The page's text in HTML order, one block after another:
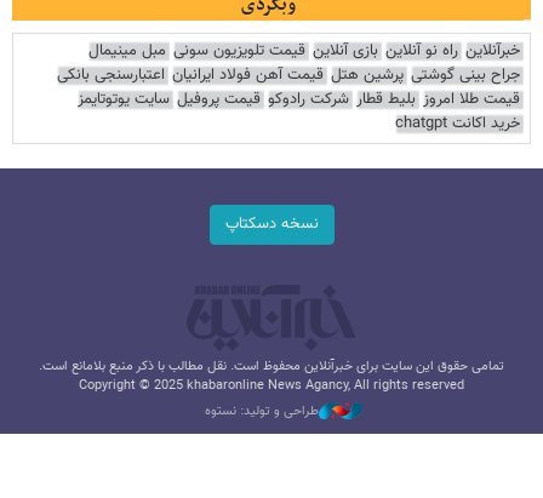
خبرآنلاین راه نو آنلاین بازی آنلاین قیمت تلویزیون سونی مبل مینیمال
جراح بینی گوشتی پرشین هتل قیمت آهن فولاد ایرانیان اعتبارسنجی بانکی
قیمت طلا امروز بلیط قطار شرکت رادوکو قیمت پروفیل سایت یوتوتایمز
خرید اکانت chatgpt
نسخه دسکتاپ
تمامی حقوق این سایت برای خبرآنلاین محفوظ است. نقل مطالب با ذکر منبع بلامانع است.
Copyright © 2025 khabaronline News Agancy, All rights reserved
طراحی و تولید: نستوه